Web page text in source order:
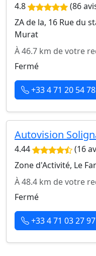
4.8
(86
ZA de la, 16 Rue du
Murat
À 46.7 km de votre
Fermé
+33 4 71 20 54 78
Autovision
4.44
(16
Zone d'Activité, Le
À 48.4 km de votre
Fermé
+33 4 71 03 27 97